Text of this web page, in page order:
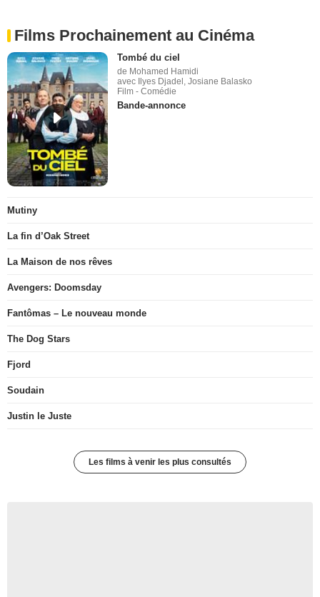
Films Prochainement au Cinéma
Tombé du ciel
de Mohamed Hamidi
avec Ilyes Djadel, Josiane Balasko
Film - Comédie
Bande-annonce
Mutiny
La fin d’Oak Street
La Maison de nos rêves
Avengers: Doomsday
Fantômas – Le nouveau monde
The Dog Stars
Fjord
Soudain
Justin le Juste
Les films à venir les plus consultés